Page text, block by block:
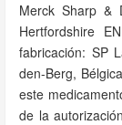
Merck Sharp &
Hertfordshire
fabricación: SP
den-Berg,
este
de la